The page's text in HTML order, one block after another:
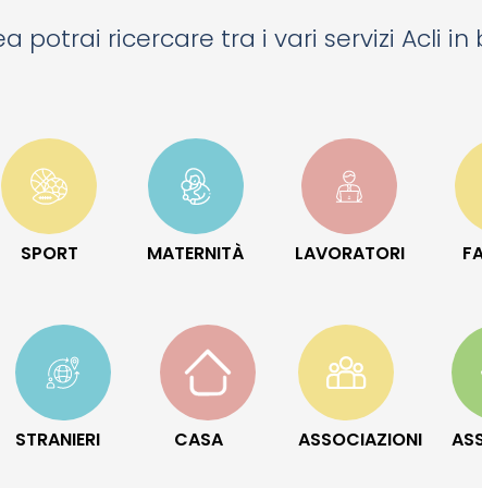
potrai ricercare tra i vari servizi Acli in
SPORT MATERNITÀ LAVORATORI
STRANIERI CASA ASSOCIAZIONI